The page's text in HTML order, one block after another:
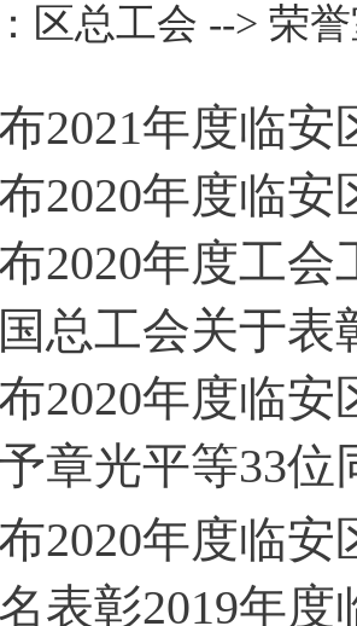
区总工会 --> 荣
2021年度临
度临安区工人先锋号、高技
2020年度工
会关于表彰全国模范
2020年度临
章光平等33位
2020年度临
彰2019年度临安区工